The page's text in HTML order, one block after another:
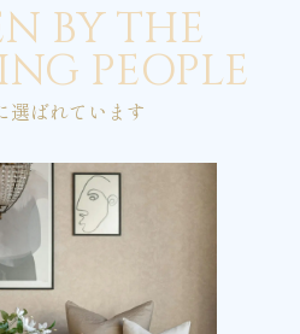
BY THE
PEOPLE
選ばれています